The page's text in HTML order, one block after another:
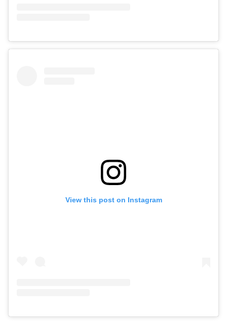
View this post on Instagram